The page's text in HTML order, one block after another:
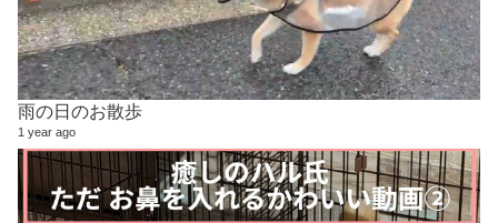
雨の日のお散歩
1 year ago